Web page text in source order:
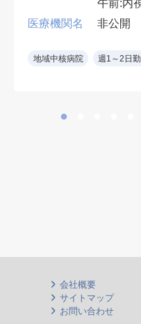
午前:内
経鼻)
透視読
医療機関名 非公開
地域中核病院 週1～2日
会社概要
サイトマップ
お問い合わせ